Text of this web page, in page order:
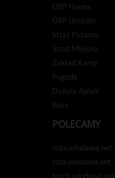
OSP Hanna
OSP Urszulin
Straż Pożarna
Straż Miejska
Zakład Karny
Pogoda
Dyżury Aptek
Busy
POLECAMY
nuta.wlodawa.net
rota.wlodawa.net
tetris.wlodawa.net